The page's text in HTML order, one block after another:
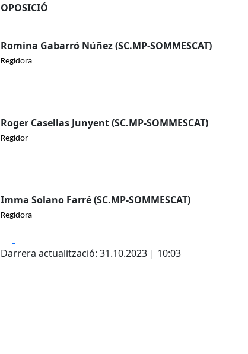
OPOSICIÓ
Romina Gabarró Núñez (SC.MP-SOMMESCAT)
Regidora
Roger Casellas Junyent (SC.MP-SOMMESCAT)
Regidor
Imma Solano Farré (SC.MP-SOMMESCAT)
Regidora
Darrera actualització: 31.10.2023 | 10:03